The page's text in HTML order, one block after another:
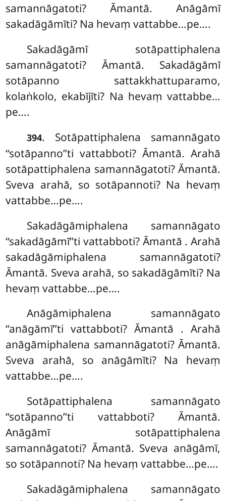
samannāgatoti? Āmantā. Anāgāmī
sakadāgāmīti? Na hevaṃ vattabbe…pe….
Sakadāgāmī sotāpattiphalena
samannāgatoti? Āmantā. Sakadāgāmī
sotāpanno sattakkhattuparamo,
kolaṅkolo, ekabījīti? Na hevaṃ vattabbe…
pe….
394. Sotāpattiphalena samannāgato
‘‘sotāpanno’’ti vattabboti? Āmantā. Arahā
sotāpattiphalena samannāgatoti? Āmantā.
Sveva arahā, so sotāpannoti? Na hevaṃ
vattabbe…pe….
Sakadāgāmiphalena samannāgato
‘‘sakadāgāmī’’ti vattabboti? Āmantā . Arahā
sakadāgāmiphalena samannāgatoti?
Āmantā. Sveva arahā, so sakadāgāmīti? Na
hevaṃ vattabbe…pe….
Anāgāmiphalena samannāgato
‘‘anāgāmī’’ti vattabboti? Āmantā . Arahā
anāgāmiphalena samannāgatoti? Āmantā.
Sveva arahā, so anāgāmīti? Na hevaṃ
vattabbe…pe….
Sotāpattiphalena samannāgato
‘‘sotāpanno’’ti vattabboti? Āmantā.
Anāgāmī sotāpattiphalena
samannāgatoti? Āmantā. Sveva anāgāmī,
so sotāpannoti? Na hevaṃ vattabbe…pe….
Sakadāgāmiphalena samannāgato